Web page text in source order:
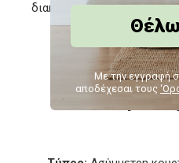
διακριτικό, επιτρέποντας
Με την εγγραφή
αποδέχεσαι τους